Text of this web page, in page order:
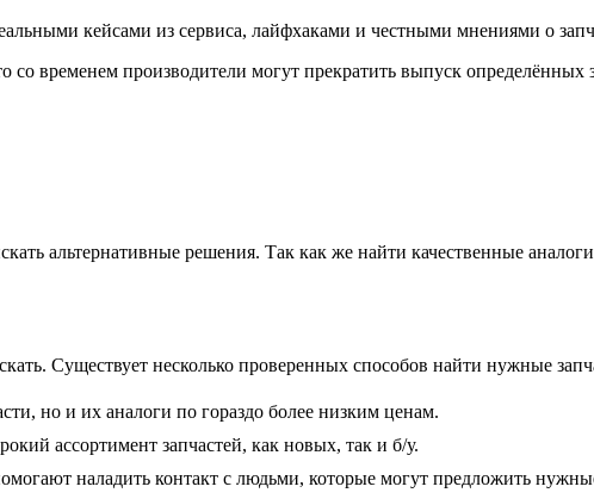
кейсами из сервиса, лайфхаками и честными мнениями о
со временем производители могут прекратить выпуск
альтернативные решения. Так как же найти качественные
Существует несколько проверенных способов найти нужные
но и их аналоги по гораздо более низким ценам.
ассортимент запчастей, как новых, так и б/у.
наладить контакт с людьми, которые могут предложить